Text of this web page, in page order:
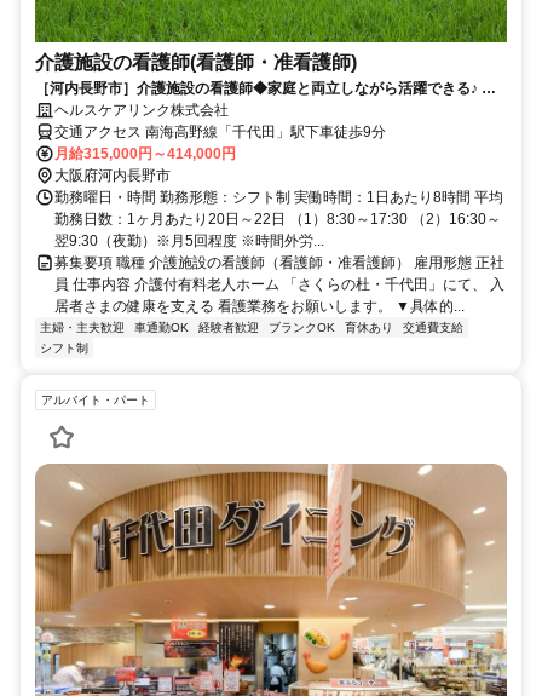
介護施設の看護師(看護師・准看護師)
［河内長野市］介護施設の看護師◆家庭と両立しながら活躍できる♪ 介
護付有料老人ホームの看護師
ヘルスケアリンク株式会社
交通アクセス 南海高野線「千代田」駅下車徒歩9分
月給315,000円～414,000円
大阪府河内長野市
勤務曜日・時間 勤務形態：シフト制 実働時間：1日あたり8時間 平均
勤務日数：1ヶ月あたり20日～22日 （1）8:30～17:30 （2）16:30～
翌9:30（夜勤）※月5回程度 ※時間外労...
募集要項 職種 介護施設の看護師（看護師・准看護師） 雇用形態 正社
員 仕事内容 介護付有料老人ホーム 「さくらの杜・千代田」にて、 入
居者さまの健康を支える 看護業務をお願いします。 ▼具体的...
主婦・主夫歓迎 車通勤OK 経験者歓迎 ブランクOK 育休あり
交通費支給
シフト制
アルバイト・パート